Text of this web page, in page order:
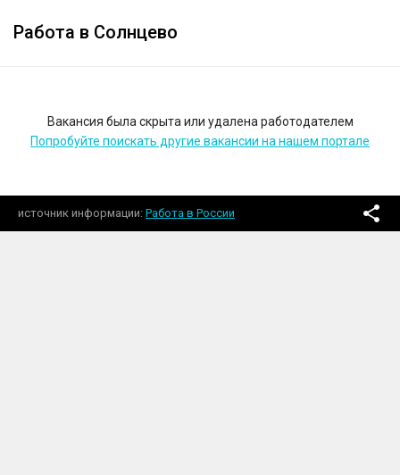
Работа в Солнцево
Вакансия была скрыта или удалена работодателем
Попробуйте поискать другие вакансии на нашем портале
источник информации Работа в России